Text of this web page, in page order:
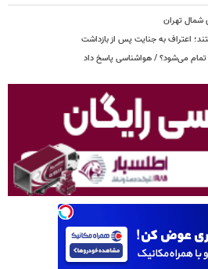
شمال تهران
اعتراف به جنایت پس از بازداشت
تمام می‌شود؟ / هواشناسی پاسخ داد